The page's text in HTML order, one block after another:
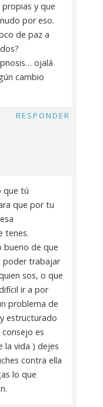
y que
por eso.
de paz a
ojalá
cambio
RESPONDER
que tú
que por tu
tenes.
bueno de que
poder trabajar
sos, o que
ir a por
problema de
estructurado
es
la vida ) dejes
contra ella
lo que